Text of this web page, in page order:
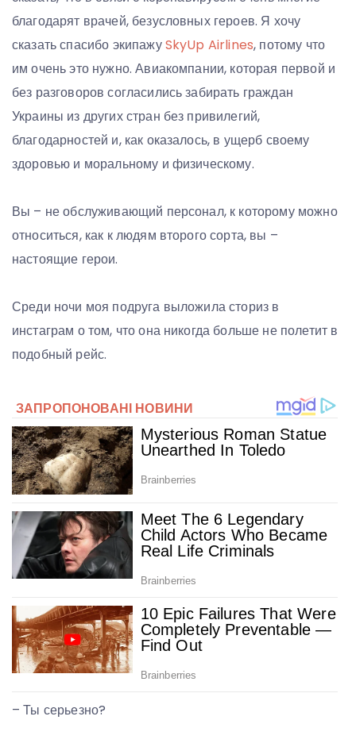
благодарят врачей, безусловных героев. Я хочу
сказать спасибо экипажуSkyUp Airlines, потому что
им очень это нужно. Авиакомпании, которая первой и
без разговоров согласились забирать граждан
Украины из других стран без привилегий,
благодарностей и, как оказалось, в ущерб своему
здоровью и моральному и физическому.
Вы – не обслуживающий персонал, к которому можно
относиться, как к людям второго сорта, вы –
настоящие герои.
Среди ночи моя подруга выложила сториз в
инстаграм о том, что она никогда больше не полетит в
подобный рейс.
– Ты серьезно?